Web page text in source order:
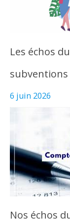
Les échos
subventions
6 juin 2026
Nos échos